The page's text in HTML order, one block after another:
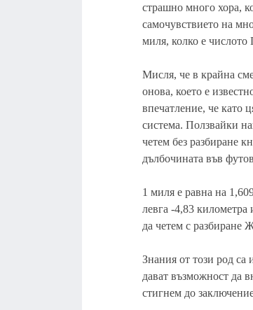
страшно много хора,
самочувствието на
миля, колко е числото
Мисля, че в крайна
онова, което е
впечатление, че като
система. Ползвайки
четем без разбиране
дълбочината във
1 миля е равна на
левга -4,83 километра
да четем с
Знания от този род са
дават възможност да
стигнем до